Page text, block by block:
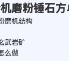
磨粉锤石
磨机结构
武岩矿
么做